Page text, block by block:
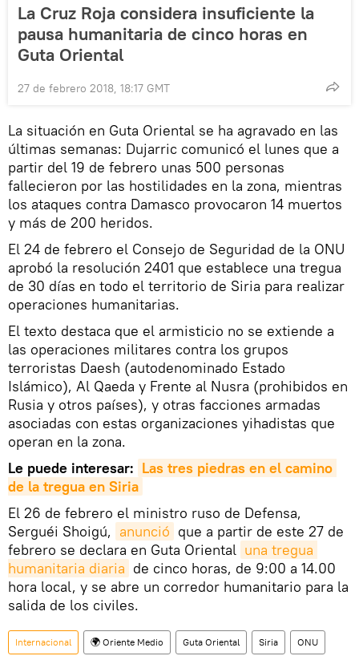
La Cruz Roja considera insuficiente la
pausa humanitaria de cinco horas en
Guta Oriental
27 de febrero 2018, 18:17 GMT
La situación en Guta Oriental se ha agravado en las
últimas semanas: Dujarric comunicó el lunes que a
partir del 19 de febrero unas 500 personas
fallecieron por las hostilidades en la zona, mientras
los ataques contra Damasco provocaron 14 muertos
y más de 200 heridos.
El 24 de febrero el Consejo de Seguridad de la ONU
aprobó la resolución 2401 que establece una tregua
de 30 días en todo el territorio de Siria para realizar
operaciones humanitarias.
El texto destaca que el armisticio no se extiende a
las operaciones militares contra los grupos
terroristas Daesh (autodenominado Estado
Islámico), Al Qaeda y Frente al Nusra (prohibidos en
Rusia y otros países), y otras facciones armadas
asociadas con estas organizaciones yihadistas que
operan en la zona.
Le puede interesar: Las tres piedras en el camino
de la tregua en Siria
El 26 de febrero el ministro ruso de Defensa,
Serguéi Shoigú, anunció que a partir de este 27 de
febrero se declara en Guta Oriental una tregua
humanitaria diaria de cinco horas, de 9:00 a 14.00
hora local, y se abre un corredor humanitario para la
salida de los civiles.
Internacional 🌍 Oriente Medio Guta Oriental Siria ONU